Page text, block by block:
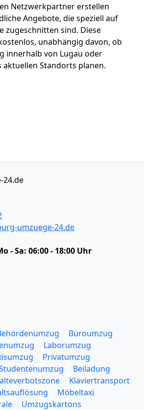
Netzwerkpartner erstellen
Angebote, die speziell auf
zugeschnitten sind. Diese
unabhängig davon, ob
innerhalb von Lugau oder
Standorts planen.
24.de
umzuege-24.de
- Sa: 06:00 - 18:00 Uhr
Büroumzug
Laborumzug
Privatumzug
Beiladung
Klaviertransport
Möbeltaxi
Umzugskartons